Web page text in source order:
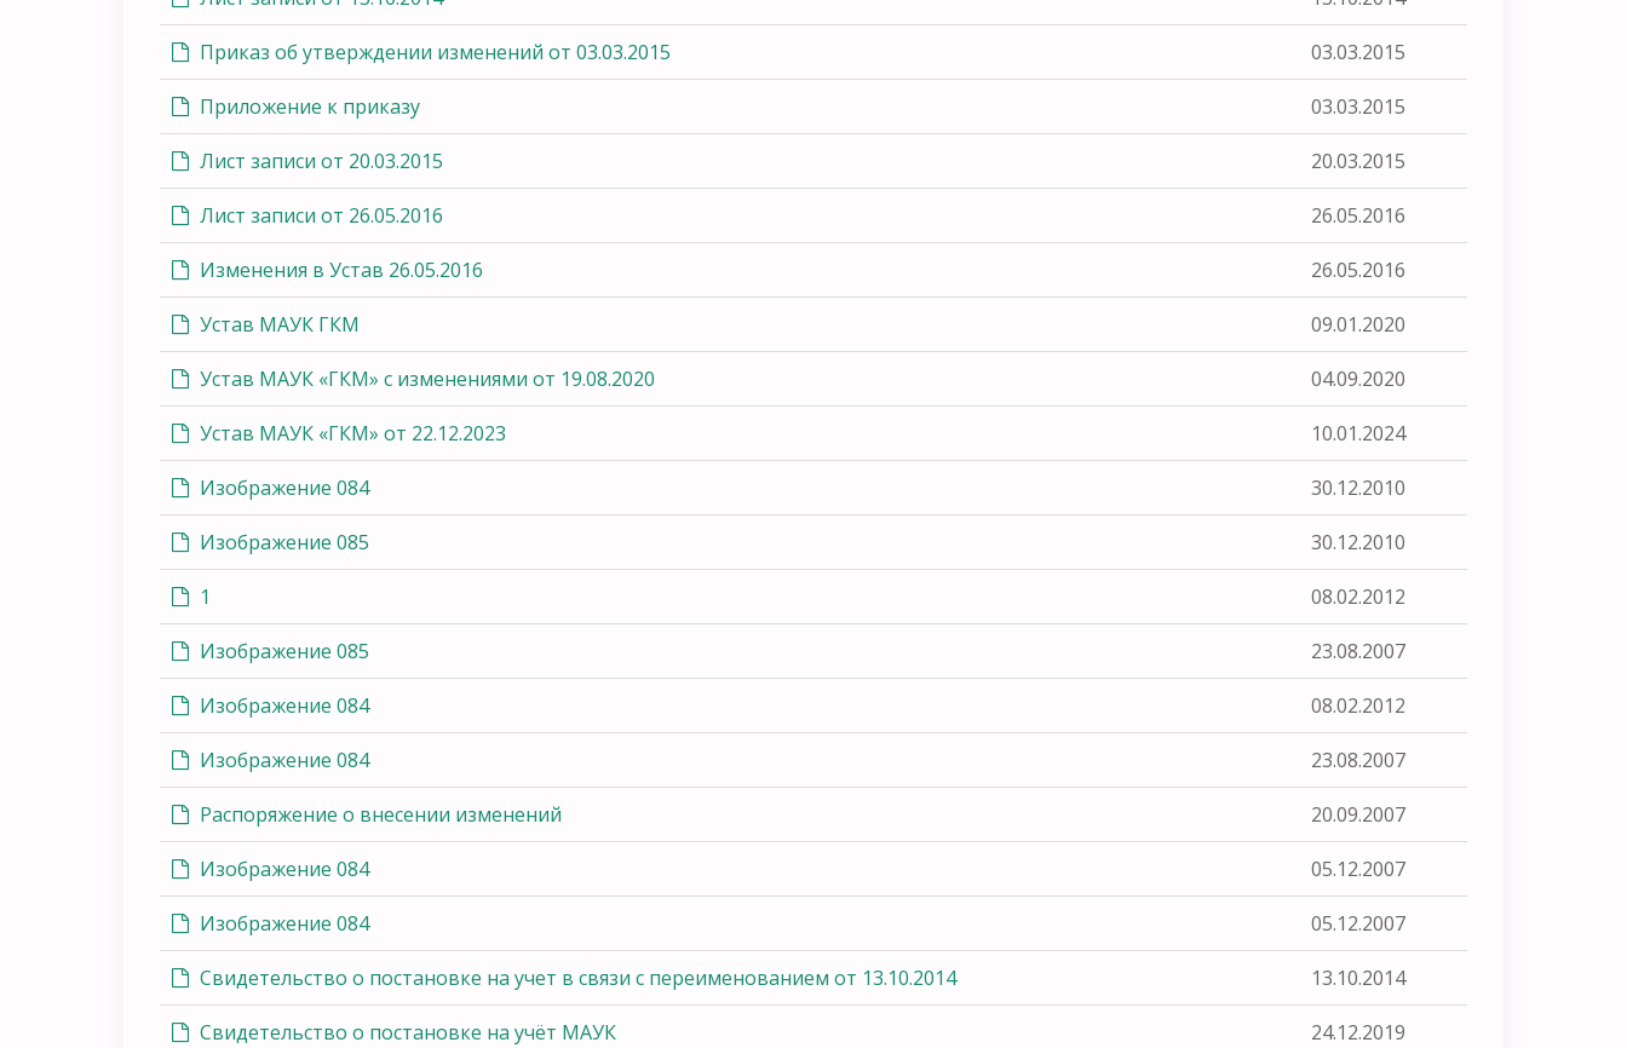
Приказ об утверждении изменений от 03.03.2015 03.03.2015
Приложение к приказу 03.03.2015
Лист записи от 20.03.2015 20.03.2015
Лист записи от 26.05.2016 26.05.2016
Изменения в Устав 26.05.2016 26.05.2016
Устав МАУК ГКМ 09.01.2020
Устав МАУК «ГКМ» с изменениями от 19.08.2020 04.09.2020
Устав МАУК «ГКМ» от 22.12.2023 10.01.2024
Изображение 084 30.12.2010
Изображение 085 30.12.2010
1 08.02.2012
Изображение 085 23.08.2007
Изображение 084 08.02.2012
Изображение 084 23.08.2007
Распоряжение о внесении изменений 20.09.2007
Изображение 084 05.12.2007
Изображение 084 05.12.2007
Свидетельство о постановке на учет в связи с переименованием от 13.10.2014 13.10.2014
Свидетельство о постановке на учёт МАУК 24.12.2019